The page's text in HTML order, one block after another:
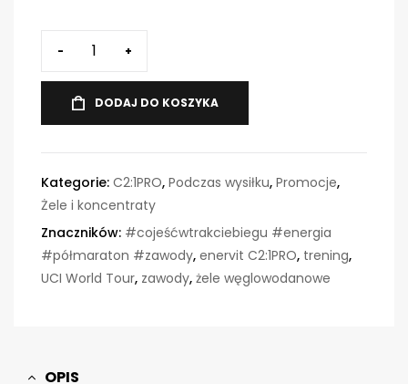
- +
DODAJ DO KOSZYKA
Kategorie: C2:1PRO, Podczas wysiłku, Promocje,
Żele i koncentraty
Znaczników: #cojeśćwtrakciebiegu #energia
#półmaraton #zawody, enervit C2:1PRO, trening,
UCI World Tour, zawody, żele węglowodanowe
OPIS